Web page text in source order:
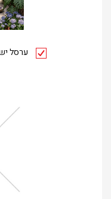
ערסל